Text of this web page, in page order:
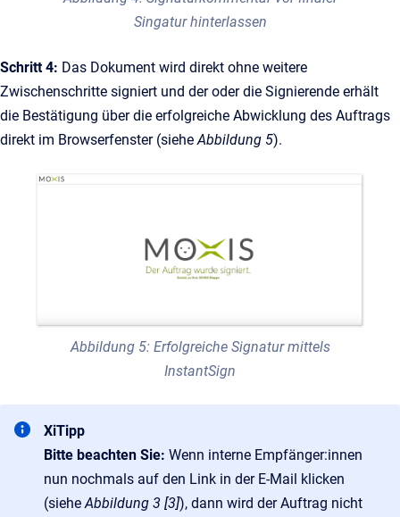
Singatur hinterlassen
Schritt 4: Das Dokument wird direkt ohne weitere
Zwischenschritte signiert und der oder die Signierende erhält
die Bestätigung über die erfolgreiche Abwicklung des Auftrags
direkt im Browserfenster (sieheAbbildung 5).
Abbildung 5: Erfolgreiche Signatur mittels
InstantSign
XiTipp
Bitte beachten Sie: Wenn interne Empfänger:innen
nun nochmals auf den Link in der E-Mail klicken
(sieheAbbildung 3 [3]), dann wird der Auftrag nicht